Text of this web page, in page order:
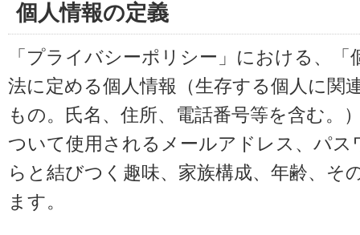
個人情報の定義
「プライバシーポリシー」における、
法に定める個人情報（生存する個人に関
もの。氏名、住所、電話番号等を含む。
ついて使用されるメールアドレス、パ
らと結びつく趣味、家族構成、年齢、そ
ます。